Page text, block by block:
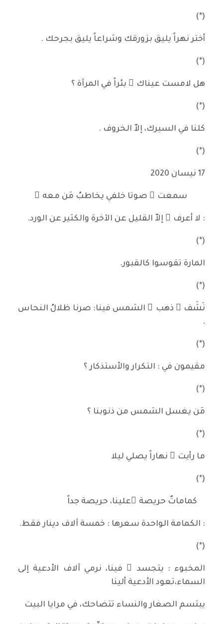
(*)
أختر نهراً يليق بزورقك وشراعاً يليق بجرحك .
(*)
هل لامست عيناك َ بئراً في المرآة ؟
(*)
كلنا في السيرك، إلاّ الخروف .
(*)
17 نيسان 2020
سمعت ُ صوتا خلفي يخاطبُ مَن معه ُ
: لا أعرف ُ إلاّ القليل عن الآخرة والكثير عن الورد.
(*)
المارة تقوسوا كالقبور.
(*)
نَشَف َ ذهب ُ الشمس فينا: صرنا ظلالُ النحاس
.
(*)
مقيمون في : التكرار والأستذكار ؟
(*)
مَن يغسل الشمس من ذنوبنا ؟
(*)
ما رأيت ُ نهاراً يصلي ليلا
(*)
كماماتٌ حريصة ٌعلينا، حريصة جداً
: الكمامة الواحدة سعرها : خمسة آلاف دينار فقط.
(*)
المخبوء : يتجسد ُ فينا، نرمي آلاف الأدعية إلى
السماء،تعود الأدعية ألينا
يبتسم الصغار والنساء تتضاحك، في مرايا البيت